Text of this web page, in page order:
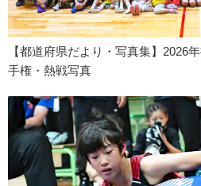
【都道府県だより・写真集】2026
手権・熱戦写真